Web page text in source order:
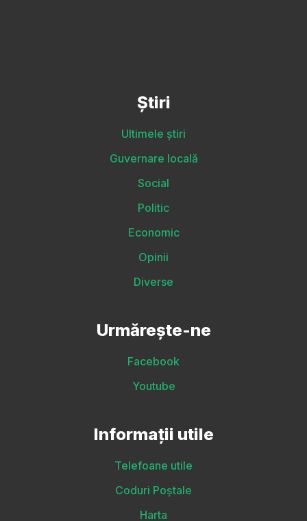
Știri
Ultimele știri
Guvernare locală
Social
Politic
Economic
Opinii
Diverse
Urmărește-ne
Facebook
Youtube
Informații utile
Telefoane utile
Coduri Poștale
Harta